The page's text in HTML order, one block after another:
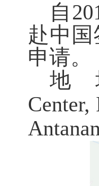
自
赴中
申请。
地